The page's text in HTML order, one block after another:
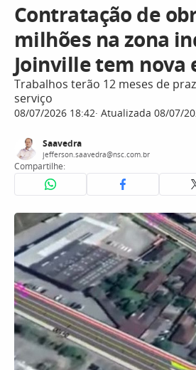
Contratação de
milhões na zona
Joinville tem nova
Trabalhos terão 12 meses de
serviço
08/07/2026 18:42 Atualizada 08/07/
Saavedra
jefferson.saavedra@nsc.com.br
Compartilhe: